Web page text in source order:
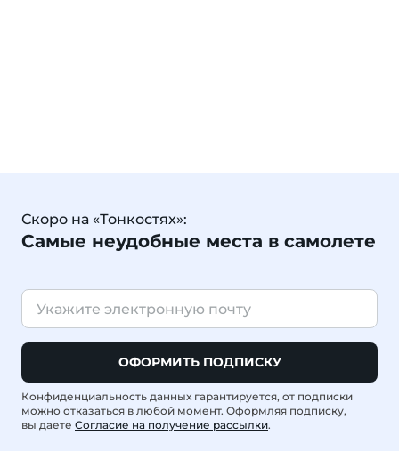
Скоро на «Тонкостях»:
Самые неудобные места в самолете
ОФОРМИТЬ ПОДПИСКУ
Конфиденциальность данных гарантируется, от подписки
можно отказаться в любой момент. Оформляя подписку,
вы даете Согласие на получение рассылки.